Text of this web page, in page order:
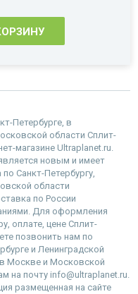
Петербурге, в
области Сплит-
магазине Ultraplanet.ru.
новым и имеет
Санкт-Петербургу,
области
по России
Для оформления
оплате, цене Сплит-
позвонить нам по
и Ленинградской
в Москве и Московской
на почту info@ultraplanet.ru.
размещенная на сайте